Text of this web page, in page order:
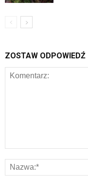
ZOSTAW ODPOWIEDŹ